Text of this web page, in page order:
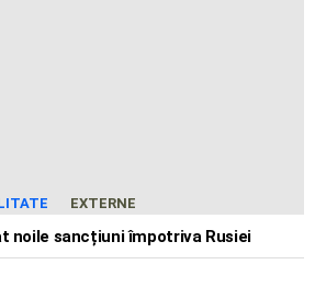
EXTERNE
noile sancțiuni împotriva Rusiei